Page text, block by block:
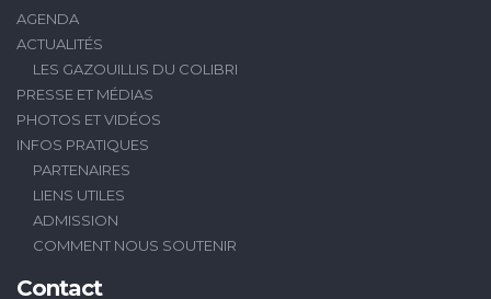
AGENDA
ACTUALITÉS
LES GAZOUILLIS DU COLIBRI
PRESSE ET MÉDIAS
PHOTOS ET VIDÉOS
INFOS PRATIQUES
PARTENAIRES
LIENS UTILES
ADMISSION
COMMENT NOUS SOUTENIR
Contact